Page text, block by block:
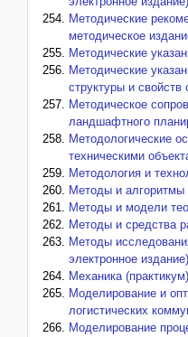
Методические
методическое
Методические
Методические
структуры и
Методическое
ландшафтного
Методологические
техническими
Методология и
Методы и алгоритмы
Методы и модели
Методы и средства
Методы
электронное
Механика
Моделирование и
логистических
Моделирование